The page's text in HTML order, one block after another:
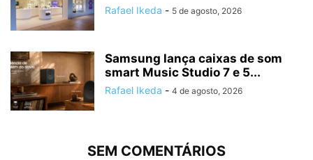
Rafael Ikeda - 5 de agosto, 2026
Samsung lança caixas de som
smart Music Studio 7 e 5...
Rafael Ikeda - 4 de agosto, 2026
SEM COMENTÁRIOS